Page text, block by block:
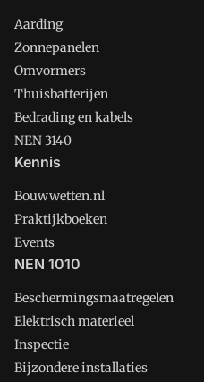
Aarding
Zonnepanelen
Omvormers
Thuisbatterijen
Bedrading en kabels
NEN 3140
Kennis
Bouwwetten.nl
Praktijkboeken
Events
NEN 1010
Beschermingsmaatregelen
Elektrisch materieel
Inspectie
Bijzondere installaties